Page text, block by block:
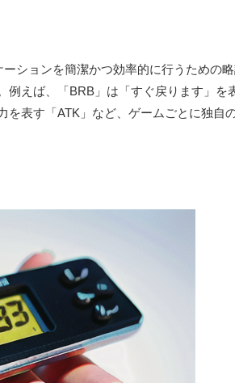
ションを簡潔かつ効率的に行うための略
えば、「BRB」は「すぐ戻ります」を
表す「ATK」など、ゲームごとに独自